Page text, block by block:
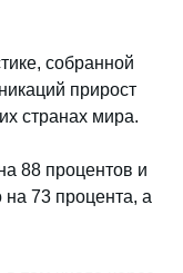
собранной
прирост
странах мира.
88 процентов и
73 процента, а